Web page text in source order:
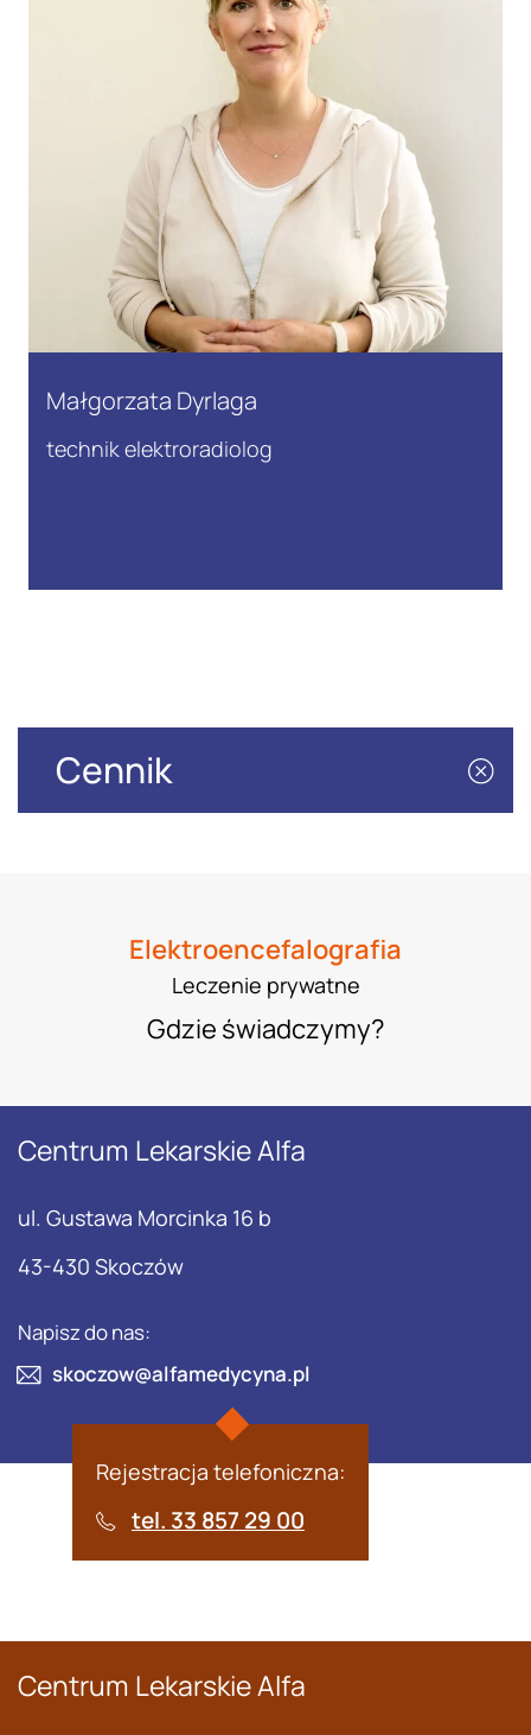
Małgorzata Dyrlaga
technik elektroradiolog
Cennik
Elektroencefalografia
Leczenie prywatne
Gdzie świadczymy?
Centrum Lekarskie Alfa
ul. Gustawa Morcinka 16 b
43-430 Skoczów
Napisz do nas:
skoczow@alfamedycyna.pl
Rejestracja telefoniczna:
tel. 33 857 29 00
Centrum Lekarskie Alfa